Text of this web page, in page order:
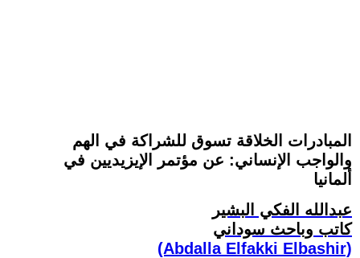
المبادرات الخلاقة تسوق للشراكة في الهم
والواجب الإنساني: عن مؤتمر الإيزيديين في
ألمانيا
عبدالله الفكي البشير
كاتب وباحث سوداني
(Abdalla Elfakki Elbashir)